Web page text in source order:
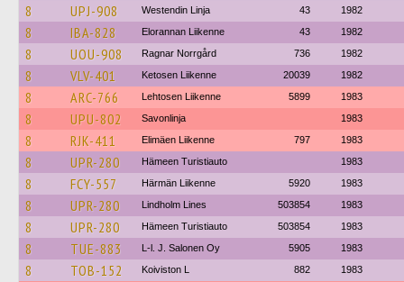
8 UPJ-908 Westendin Linja 43 1982
8 IBA-828 Elorannan Liikenne 43 1982
8 UOU-908 Ragnar Norrgård 736 1982
8 VLV-401 Ketosen Liikenne 20039 1982
8 ARC-766 Lehtosen Liikenne 5899 1983
8 UPU-802 Savonlinja 1983
8 RJK-411 Elimäen Liikenne 797 1983
8 UPR-280 Hämeen Turistiauto 1983
8 FCY-557 Härmän Liikenne 5920 1983
8 UPR-280 Lindholm Lines 503854 1983
8 UPR-280 Hämeen Turistiauto 503854 1983
8 TUE-883 L-l. J. Salonen Oy 5905 1983
8 TOB-152 Koiviston L 882 1983